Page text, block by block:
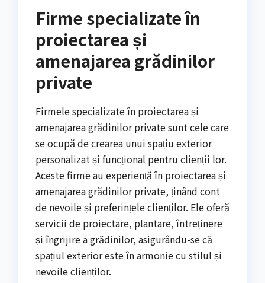
Firme specializate în
proiectarea și
amenajarea grădinilor
private
Firmele specializate în proiectarea și
amenajarea grădinilor private sunt cele care
se ocupă de crearea unui spațiu exterior
personalizat și funcțional pentru clienții lor.
Aceste firme au experiență în proiectarea și
amenajarea grădinilor private, ținând cont
de nevoile și preferințele clienților. Ele oferă
servicii de proiectare, plantare, întreținere
și îngrijire a grădinilor, asigurându-se că
spațiul exterior este în armonie cu stilul și
nevoile clienților.